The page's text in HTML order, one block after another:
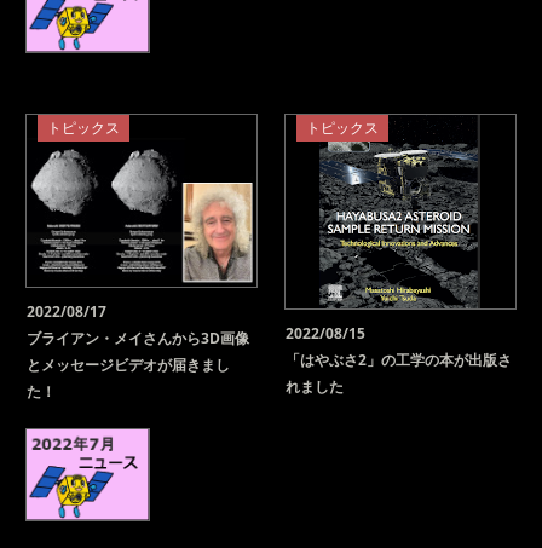
トピックス
2022/08/17
ブライアン・メイさんから3D画像
とメッセージビデオが届きまし
た！
トピックス
2022/08/15
「はやぶさ2」の工学の本が出版さ
れました